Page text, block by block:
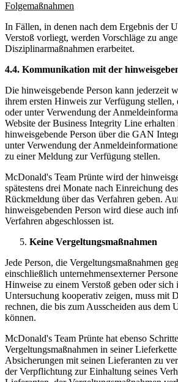
Folgemaßnahmen
In Fällen, in denen nach dem Ergebnis der
Verstoß vorliegt, werden Vorschläge zu
Disziplinarmaßnahmen erarbeitet.
4.4. Kommunikation mit der
Die hinweisgebende Person kann jederzeit
ihrem ersten Hinweis zur Verfügung stellen,
oder unter Verwendung der
Website der Business Integrity Line
hinweisgebende Person über die GAN
unter Verwendung der
zu einer Meldung zur Verfügung stellen.
McDonald's Team Prünte wird der
spätestens drei Monate nach Einreichung
Rückmeldung über das Verfahren geben.
hinweisgebenden Person wird diese auch
Verfahren abgeschlossen ist.
Keine Vergeltungsmaßnahmen
Jede Person, die Vergeltungsmaßnahmen
einschließlich unternehmensexterner
Hinweise zu einem Verstoß geben oder sich
Untersuchung kooperativ zeigen, muss mit
rechnen, die bis zum Ausscheiden aus dem
können.
McDonald's Team Prünte hat ebenso
Vergeltungsmaßnahmen in seiner
Absicherungen mit seinen Lieferanten zu
der Verpflichtung zur Einhaltung seines